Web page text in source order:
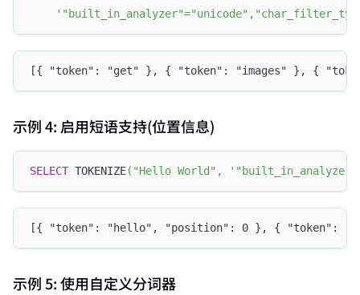
[{ "token": "get" }, { "token": "images" }, {
示例 4: 启用短语支持(位置信息)
SELECT TOKENIZE( "Hello World" ,
[{ "token": "hello", "position": 0 }, { "token":
示例 5: 使用自定义分词器